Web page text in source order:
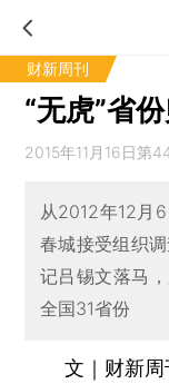
财新周刊
“无虎”省
2015年11月16日第
从2012年12月
春城接受组织
记吕锡文落马
全国31省份
文｜财新